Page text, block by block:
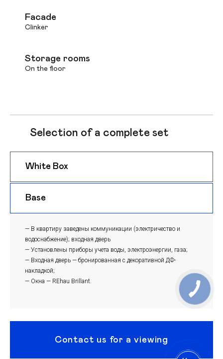
Facade
Clinker
Storage rooms
On the floor
Selection of a complete set
White Box
Base
— В квартиру заведены коммуникации (электричество и
водоснабжение); входная дверь
— Установлены приборы учета воды, электроэнергии, газа;
— Входная дверь — бронированная с декоративной ДФ-
накладкой;
— Окна — REhau Brillant.
Contact us for a viewing